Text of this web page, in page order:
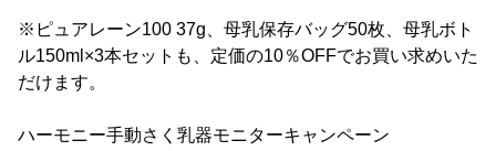
※ピュアレーン100 37g、母乳保存バッグ50枚、母乳ボト
ル150ml×3本セットも、定価の10％OFFでお買い求めいた
だけます。
ハーモニー手動さく乳器モニターキャンペーン